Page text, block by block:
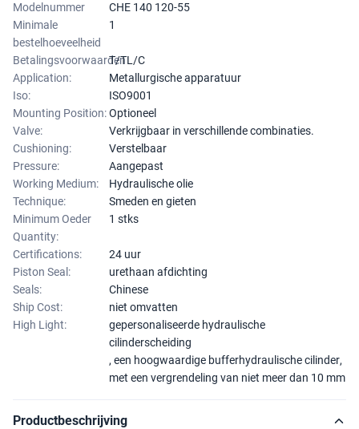
Modelnummer
CHE 140 120-55
Minimale
bestelhoeveelheid
1
BetalingsvoorwaardenT/TL/C
Application:
Metallurgische apparatuur
Iso:
ISO9001
Mounting Position:Optioneel
Valve:
Verkrijgbaar in verschillende combinaties.
Cushioning:
Verstelbaar
Pressure:
Aangepast
Working Medium:
Hydraulische olie
Technique:
Smeden en gieten
Minimum Oeder
Quantity:
1 stks
Certifications:
24 uur
Piston Seal:
urethaan afdichting
Seals:
Chinese
Ship Cost:
niet omvatten
High Light:
gepersonaliseerde hydraulische
cilinderscheiding
, een hoogwaardige bufferhydraulische cilinder,
met een vergrendeling van niet meer dan 10 mm
Productbeschrijving